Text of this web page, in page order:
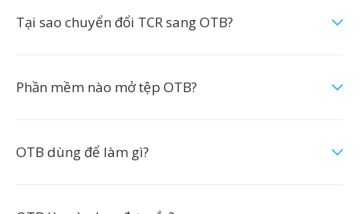
Tại sao chuyển đổi TCR sang OTB?
Phần mềm nào mở tệp OTB?
OTB dùng để làm gì?